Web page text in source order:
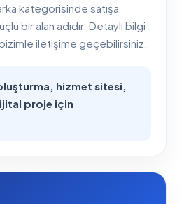
kategorisinde satışa
bir alan adıdır. Detaylı bilgi
iletişime geçebilirsiniz.
hizmet sitesi,
proje için